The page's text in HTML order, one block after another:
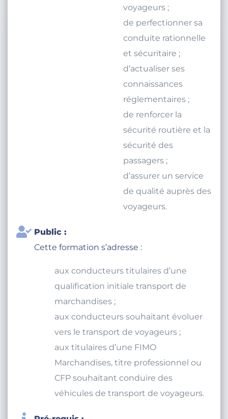
voyageurs ;
de perfectionner sa
conduite rationnelle
et sécuritaire ;
d’actualiser ses
connaissances
réglementaires ;
de renforcer la
sécurité routière et la
sécurité des
passagers ;
d’assurer un service
de qualité auprès des
voyageurs.
Public :
Cette formation s’adresse :
aux conducteurs titulaires d’une
qualification initiale transport de
marchandises ;
aux conducteurs souhaitant évoluer
vers le transport de voyageurs ;
aux titulaires d’une FIMO
Marchandises, titre professionnel ou
CFP souhaitant conduire des
véhicules de transport de voyageurs.